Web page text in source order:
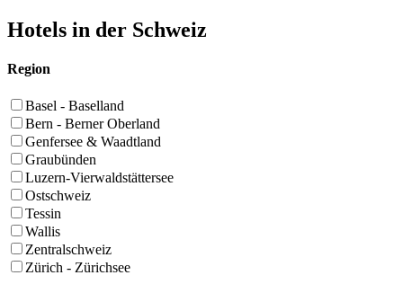
Hotels in der Schweiz
Region
Basel - Baselland
Bern - Berner Oberland
Genfersee & Waadtland
Graubünden
Luzern-Vierwaldstättersee
Ostschweiz
Tessin
Wallis
Zentralschweiz
Zürich - Zürichsee